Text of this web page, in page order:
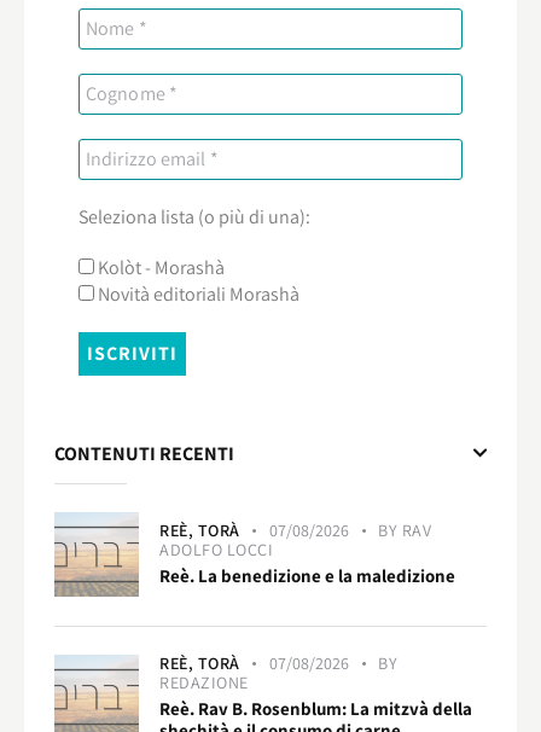
Seleziona lista (o più di una):
Kolòt - Morashà
Novità editoriali Morashà
CONTENUTI RECENTI
REÈ, TORÀ 07/08/2026 BY RAV
ADOLFO LOCCI
Reè. La benedizione e la maledizione
REÈ, TORÀ 07/08/2026
BY
REDAZIONE
Reè. Rav B. Rosenblum: La mitzvà della